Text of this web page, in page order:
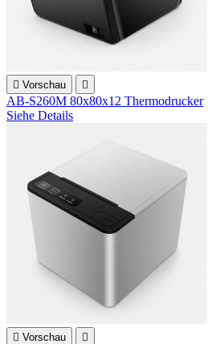
 Vorschau 
AB-S260M 80x80x12 Thermodrucker
Siehe Details
 Vorschau 